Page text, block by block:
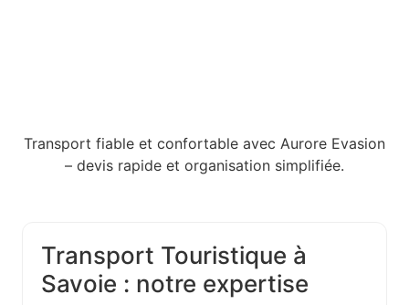
Transport fiable et confortable avec Aurore Evasion
– devis rapide et organisation simplifiée.
Transport Touristique à
Savoie : notre expertise